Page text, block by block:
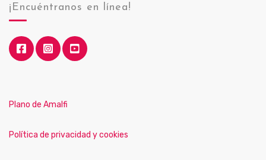
¡Encuéntranos en línea!
Plano de Amalfi
Política de privacidad y cookies